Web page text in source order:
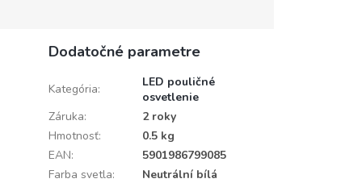
Dodatočné parametre
Kategória:
LED pouličné
osvetlenie
Záruka:
2 roky
Hmotnosť:
0.5 kg
EAN:
5901986799085
Farba svetla:
Neutrální bílá